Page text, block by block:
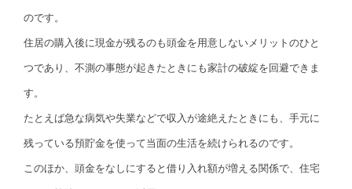
のです。
住居の購入後に現金が残るのも頭金を用意しないメリットのひと
つであり、不測の事態が起きたときにも家計の破綻を回避できま
す。
たとえば急な病気や失業などで収入が途絶えたときにも、手元に
残っている預貯金を使って当面の生活を続けられるのです。
このほか、頭金をなしにすると借り入れ額が増える関係で、住宅